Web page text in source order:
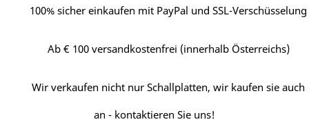
100% sicher einkaufen mit PayPal und SSL-Verschüsselung
Ab € 100 versandkostenfrei (innerhalb Österreichs)
Wir verkaufen nicht nur Schallplatten, wir kaufen sie auch
an - kontaktieren Sie uns!